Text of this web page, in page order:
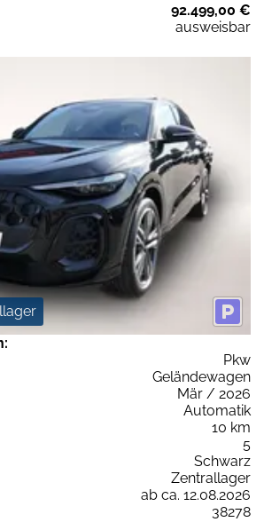
92.499,00 €
ausweisbar
Pkw
Geländewagen
Mär / 2026
Automatik
10 km
5
Schwarz
Zentrallager
ab ca. 12.08.2026
38278